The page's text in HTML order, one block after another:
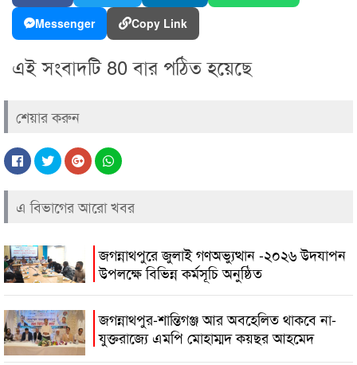
Messenger Copy Link
এই সংবাদটি 80 বার পঠিত হয়েছে
শেয়ার করুন
এ বিভাগের আরো খবর
জগন্নাথপুরে জুলাই গণঅভ্যুত্থান -২০২৬ উদযাপন
উপলক্ষে বিভিন্ন কর্মসূচি অনুষ্ঠিত
জগন্নাথপুর-শান্তিগঞ্জ আর অবহেলিত থাকবে না-
যুক্তরাজ্যে এমপি মোহাম্মদ কয়ছর আহমেদ